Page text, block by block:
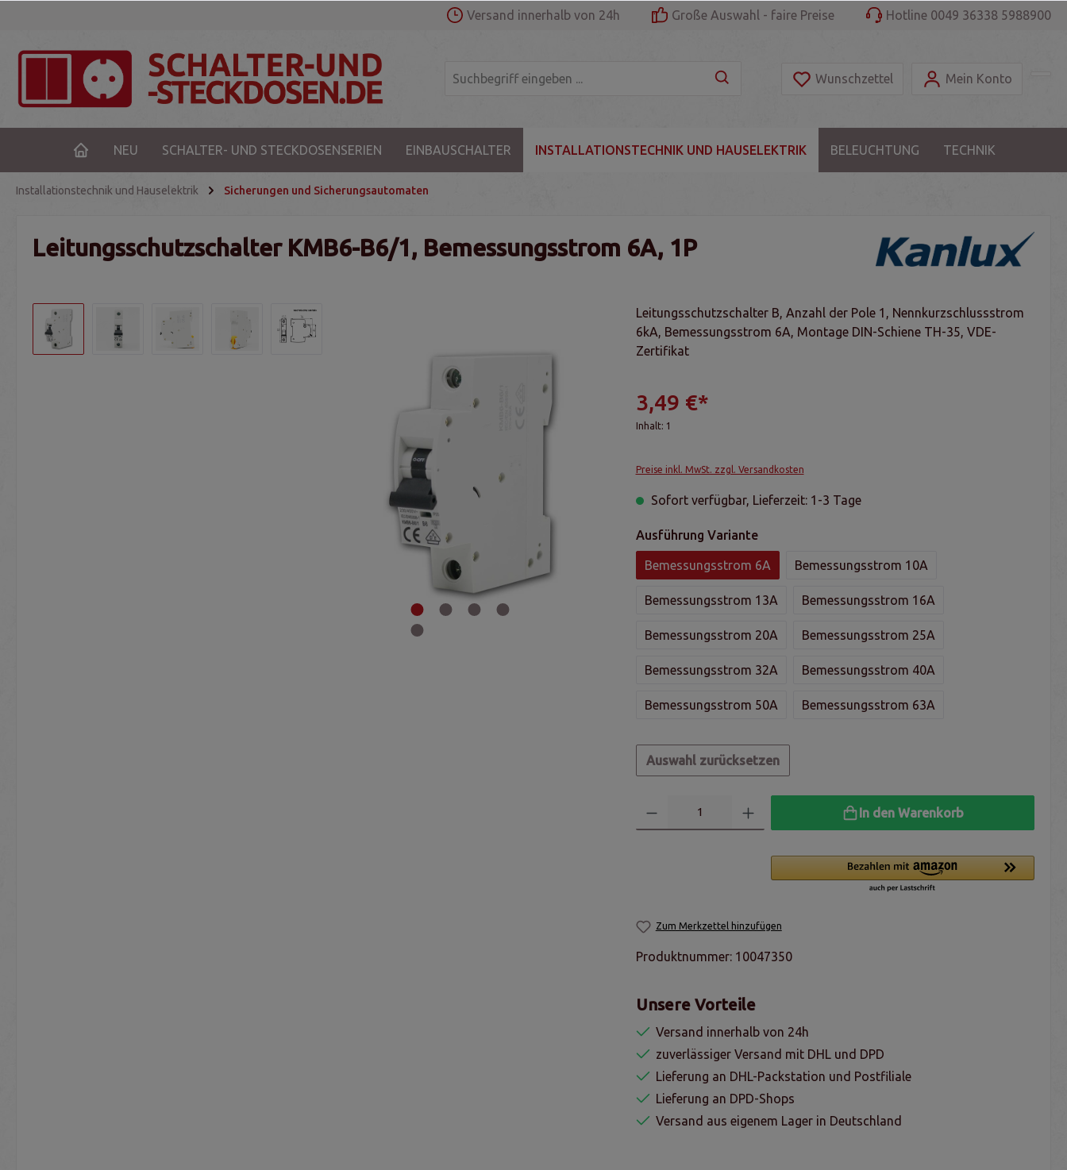
Versand innerhalb von 24h Große Auswahl - faire Preise Hotline 0049 36338 5988900
Wunschzettel Mein Konto
NEU SCHALTER- UND STECKDOSENSERIEN EINBAUSCHALTER INSTALLATIONSTECHNIK UND HAUSELEKTRIK BELEUCHTUNG TECHNIK
Installationstechnik und Hauselektrik Sicherungen und Sicherungsautomaten
Leitungsschutzschalter KMB6-B6/1, Bemessungsstrom 6A, 1P
Leitungsschutzschalter B, Anzahl der Pole 1, Nennkurzschlussstrom
6kA, Bemessungsstrom 6A, Montage DIN-Schiene TH-35, VDE-
Zertifikat
3,49 €*
Inhalt: 1
Preise inkl. MwSt. zzgl. Versandkosten
Sofort verfügbar, Lieferzeit: 1-3 Tage
Ausführung Variante
Bemessungsstrom 6A Bemessungsstrom 10A
Bemessungsstrom 13A Bemessungsstrom 16A
Bemessungsstrom 20A Bemessungsstrom 25A
Bemessungsstrom 32A Bemessungsstrom 40A
Bemessungsstrom 50A Bemessungsstrom 63A
Auswahl zurücksetzen
In den Warenkorb
Zum Merkzettel hinzufügen
Produktnummer: 10047350
Unsere Vorteile
Versand innerhalb von 24h
zuverlässiger Versand mit DHL und DPD
Lieferung an DHL-Packstation und Postfiliale
Lieferung an DPD-Shops
Versand aus eigenem Lager in Deutschland